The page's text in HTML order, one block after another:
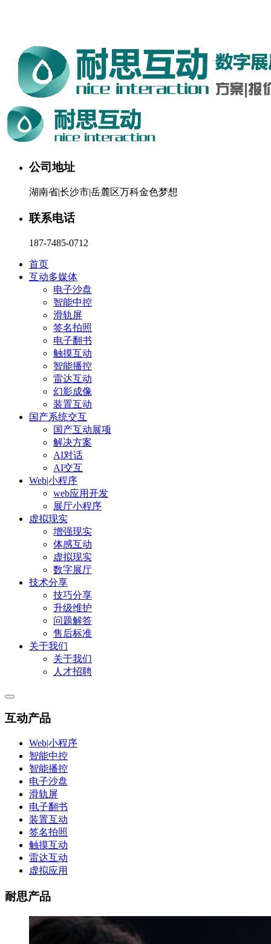
公司地址
湖南省|长沙市|岳麓区万科金色梦想
联系电话
187-7485-0712
首页
互动多媒体
电子沙盘
智能中控
滑轨屏
签名拍照
电子翻书
触摸互动
智能播控
雷达互动
幻影成像
装置互动
国产系统交互
国产互动展项
解决方案
AI对话
AI交互
Web|小程序
web应用开发
展厅小程序
虚拟现实
增强现实
体感互动
虚拟现实
数字展厅
技术分享
技巧分享
升级维护
问题解答
售后标准
关于我们
关于我们
人才招聘
互动产品
Web|小程序
智能中控
智能播控
电子沙盘
滑轨屏
电子翻书
装置互动
签名拍照
触摸互动
雷达互动
虚拟应用
耐思产品